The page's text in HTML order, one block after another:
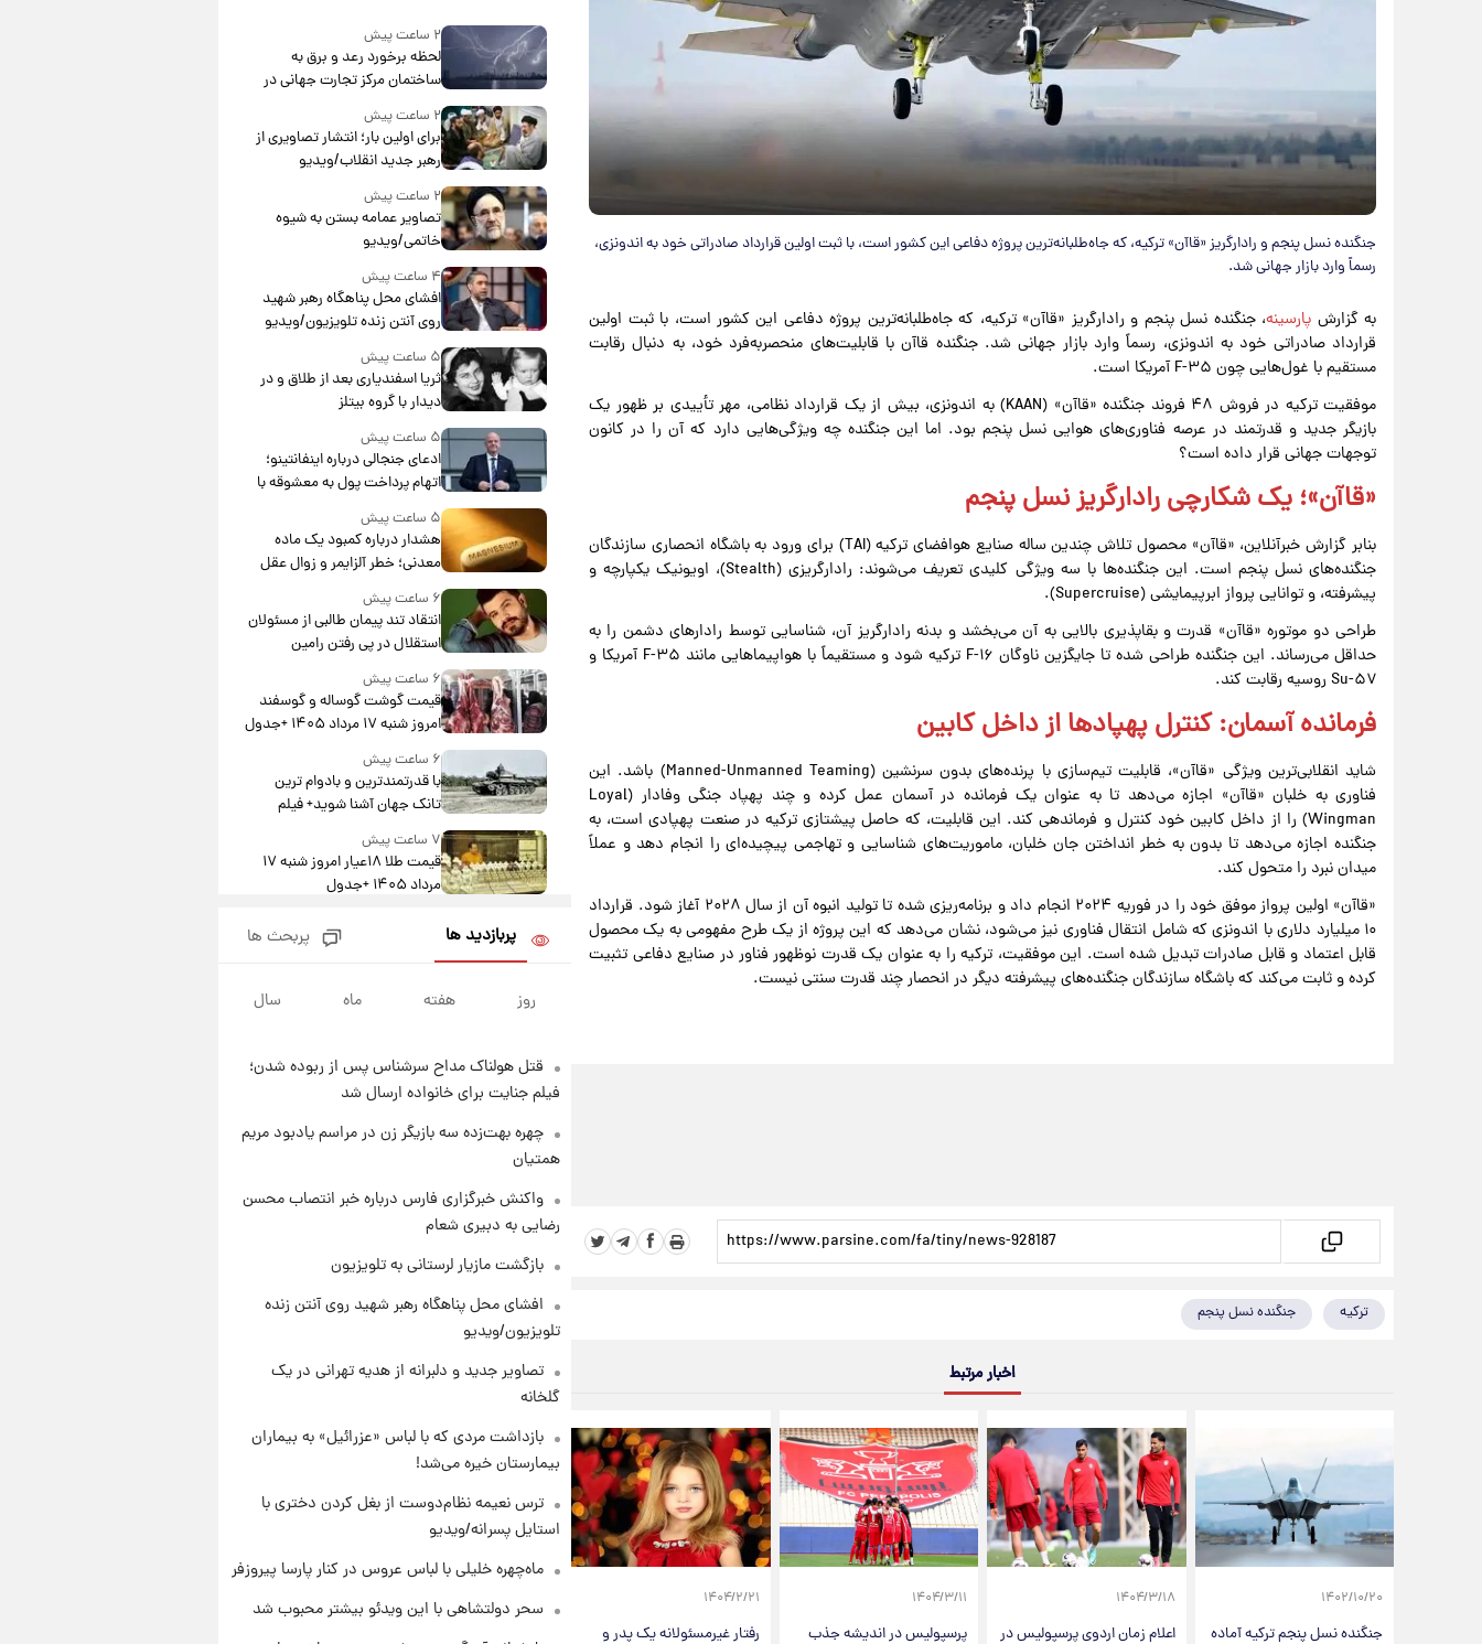
​جنگنده نسل پنجم و رادارگریز «قاآن» ترکیه، که جاه‌طلبانه‌ترین پروژه دفاعی این کشور است، با ثبت اولین قرارداد صادراتی خود به اندونزی،
رسماً وارد بازار جهانی شد.
به گزارش پارسینه، جنگنده نسل پنجم و رادارگریز «قاآن» ترکیه، که جاه‌طلبانه‌ترین پروژه دفاعی این کشور است، با ثبت اولین
قرارداد صادراتی خود به اندونزی، رسماً وارد بازار جهانی شد. جنگنده قاآن با قابلیت‌های منحصربه‌فرد خود، به دنبال رقابت
مستقیم با غول‌هایی چون F-۳۵ آمریکا است.
موفقیت ترکیه در فروش ۴۸ فروند جنگنده «قاآن» (KAAN) به اندونزی، بیش از یک قرارداد نظامی، مهر تأییدی بر ظهور یک
بازیگر جدید و قدرتمند در عرصه فناوری‌های هوایی نسل پنجم بود. اما این جنگنده چه ویژگی‌هایی دارد که آن را در کانون
توجهات جهانی قرار داده است؟
«قاآن»؛ یک شکارچی رادارگریز نسل پنجم
بنابر گزارش خبرآنلاین، «قاآن» محصول تلاش چندین ساله صنایع هوافضای ترکیه (TAI) برای ورود به باشگاه انحصاری سازندگان
جنگنده‌های نسل پنجم است. این جنگنده‌ها با سه ویژگی کلیدی تعریف می‌شوند: رادارگریزی (Stealth)، اویونیک یکپارچه و
پیشرفته، و توانایی پرواز ابرپیمایشی (Supercruise).
طراحی دو موتوره «قاآن» قدرت و بقاپذیری بالایی به آن می‌بخشد و بدنه رادارگریز آن، شناسایی توسط رادارهای دشمن را به
حداقل می‌رساند. این جنگنده طراحی شده تا جایگزین ناوگان F-۱۶ ترکیه شود و مستقیماً با هواپیماهایی مانند F-۳۵ آمریکا و
Su-۵۷ روسیه رقابت کند.
فرمانده آسمان: کنترل پهپادها از داخل کابین
شاید انقلابی‌ترین ویژگی «قاآن»، قابلیت تیم‌سازی با پرنده‌های بدون سرنشین (Manned-Unmanned Teaming) باشد. این
فناوری به خلبان «قاآن» اجازه می‌دهد تا به عنوان یک فرمانده در آسمان عمل کرده و چند پهپاد جنگی وفادار (Loyal
Wingman) را از داخل کابین خود کنترل و فرماندهی کند. این قابلیت، که حاصل پیشتازی ترکیه در صنعت پهپادی است، به
جنگنده اجازه می‌دهد تا بدون به خطر انداختن جان خلبان، ماموریت‌های شناسایی و تهاجمی پیچیده‌ای را انجام دهد و عملاً
میدان نبرد را متحول کند.
«قاآن» اولین پرواز موفق خود را در فوریه ۲۰۲۴ انجام داد و برنامه‌ریزی شده تا تولید انبوه آن از سال ۲۰۲۸ آغاز شود. قرارداد
۱۰ میلیارد دلاری با اندونزی که شامل انتقال فناوری نیز می‌شود، نشان می‌دهد که این پروژه از یک طرح مفهومی به یک محصول
قابل اعتماد و قابل صادرات تبدیل شده است. این موفقیت، ترکیه را به عنوان یک قدرت نوظهور فناور در صنایع دفاعی تثبیت
کرده و ثابت می‌کند که باشگاه سازندگان جنگنده‌های پیشرفته دیگر در انحصار چند قدرت سنتی نیست.
ترکیه جنگنده نسل پنجم
اخبار مرتبط
۱۴۰۲/۱۰/۲۰
جنگنده نسل پنجم ترکیه آماده
۱۴۰۴/۳/۱۸
اعلام زمان اردوی پرسپولیس در
۱۴۰۴/۳/۱۱
پرسپولیس در اندیشه جذب
۱۴۰۴/۲/۲۱
رفتار غیرمسئولانه یک پدر و
۲ ساعت پیش
لحظه برخورد رعد و برق به
ساختمان مرکز تجارت جهانی در
آمریکا + فیلم
۲ ساعت پیش
برای اولین بار؛ انتشار تصاویری از
رهبر جدید انقلاب/ویدیو
۲ ساعت پیش
تصاویر عمامه بستن به شیوه
خاتمی/ویدیو
۴ ساعت پیش
افشای محل پناهگاه‌ رهبر شهید
روی آنتن زنده تلویزیون/ویدیو
۵ ساعت پیش
ثریا اسفندیاری بعد از طلاق و در
دیدار با گروه بیتلز
۵ ساعت پیش
ادعای جنجالی درباره اینفانتینو؛
اتهام پرداخت پول به معشوقه با
درآمد یوفا
۵ ساعت پیش
هشدار درباره کمبود یک ماده
معدنی؛ خطر آلزایمر و زوال عقل
افزایش می‌یابد؟
۶ ساعت پیش
انتقاد تند پیمان طالبی از مسئولان
استقلال در پی رفتن رامین
رضاییان+ عکس
۶ ساعت پیش
قیمت گوشت گوساله و گوسفند
امروز شنبه ۱۷ مرداد ۱۴۰۵ +جدول
۶ ساعت پیش
با قدرتمندترین و بادوام ترین
تانک جهان آشنا شوید+ فیلم
۷ ساعت پیش
قیمت طلا ۱۸عیار امروز شنبه ۱۷
مرداد ۱۴۰۵ +جدول
قیمت محصولات ایران‌خودرو و
سایپا امروز شنبه ۱۷ مرداد ۱۴۰۵
۲۱ ساعت پیش
۱۴۰۵
۲۱ ساعت پیش
بازیکن به درد نخور استقلال با
مقصد اروپا این تیم را ترک کرد!
حاجی‌زاده و باقری؛ فرماندهان
شهید هوافضای ایران
پربازدید ها پربحث ها
روز هفته ماه سال
قتل هولناک مداح سرشناس پس از ربوده شدن؛
فیلم جنایت برای خانواده ارسال شد
چهره بهت‌زده سه بازیگر زن در مراسم یادبود مریم
همتیان
واکنش خبرگزاری فارس درباره خبر انتصاب محسن
رضایی به دبیری شعام
بازگشت مازیار لرستانی به تلویزیون
افشای محل پناهگاه‌ رهبر شهید روی آنتن زنده
تلویزیون/ویدیو
تصاویر جدید و دلبرانه از هدیه تهرانی در یک
گلخانه
بازداشت مردی که با لباس «عزرائیل» به بیماران
بیمارستان خیره می‌شد!
ترس نعیمه نظام‌دوست از بغل کردن دختری با
استایل پسرانه/ویدیو
ماه‌چهره خلیلی با لباس عروس در کنار پارسا پیروزفر
سحر دولتشاهی با این ویدئو بیشتر محبوب شد